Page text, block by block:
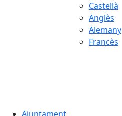
Castellà
Anglès
Alemany
Francès